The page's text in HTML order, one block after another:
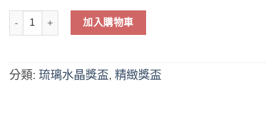
琉璃水晶獎盃-QE-001 數量
加入購物車
分類: 琉璃水晶獎盃, 精緻獎盃